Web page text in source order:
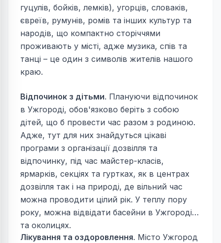
гуцулів, бойків, лемків), угорців, словаків,
євреїв, румунів, ромів та інших культур та
народів, що компактно сторіччями
проживають у місті, адже музика, спів та
танці – це один з символів жителів нашого
краю.
Відпочинок з дітьми. Плануючи відпочинок
в Ужгороді, обов'язково беріть з собою
дітей, що б провести час разом з родиною.
Адже, тут для них знайдуться цікаві
програми з організації дозвілля та
відпочинку, під час майстер-класів,
ярмарків, секціях та гуртках, як в центрах
дозвілля так і на природі, де вільний час
можна проводити цілий рік. У теплу пору
року, можна відвідати басейни в Ужгороді
та околицях.
Лікування та оздоровлення. Місто Ужгород